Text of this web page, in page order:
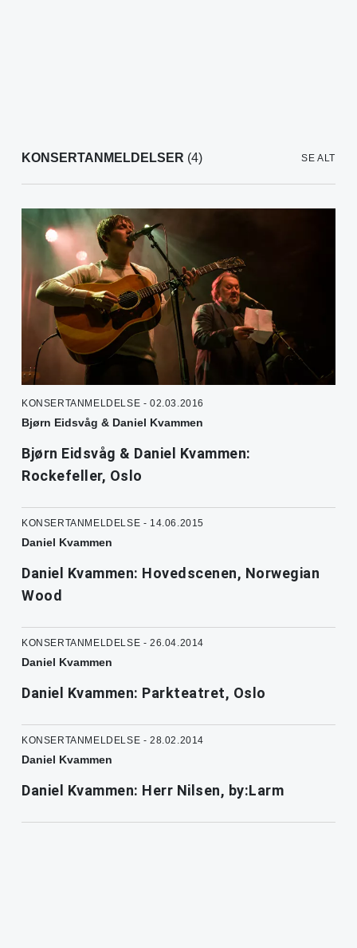
KONSERTANMELDELSER (4) SE ALT
KONSERTANMELDELSE - 02.03.2016
Bjørn Eidsvåg & Daniel Kvammen
Bjørn Eidsvåg & Daniel Kvammen:
Rockefeller, Oslo
KONSERTANMELDELSE - 14.06.2015
Daniel Kvammen
Daniel Kvammen: Hovedscenen, Norwegian
Wood
KONSERTANMELDELSE - 26.04.2014
Daniel Kvammen
Daniel Kvammen: Parkteatret, Oslo
KONSERTANMELDELSE - 28.02.2014
Daniel Kvammen
Daniel Kvammen: Herr Nilsen, by:Larm